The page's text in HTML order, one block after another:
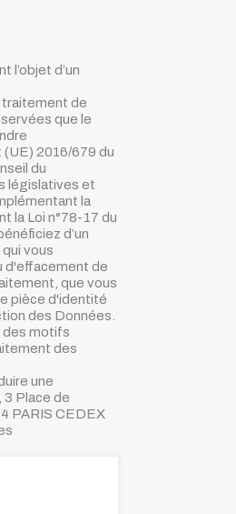
l’objet d’un
traitement de
que le
2016/679 du
du
législatives et
la
la Loi n°78-17 du
d’un
vous
d'effacement de
que vous
pièce d'identité
des Données.
des motifs
des
une
3 Place de
PARIS CEDEX